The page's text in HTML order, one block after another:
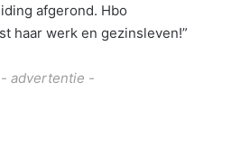
afgerond. Hbo
haar werk en gezinsleven!”
- advertentie -